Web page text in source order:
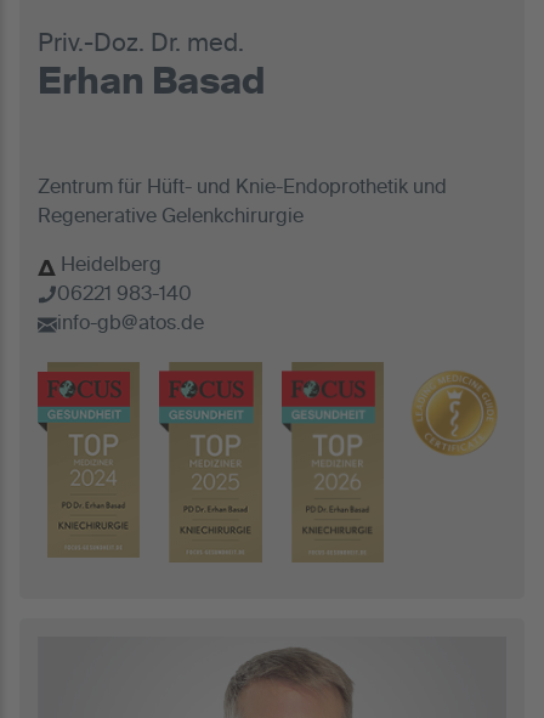
Priv.-Doz. Dr. med.
Erhan Basad
Zentrum für Hüft- und Knie-Endoprothetik und
Regenerative Gelenkchirurgie
Heidelberg
06221 983-140
info-gb@atos.de